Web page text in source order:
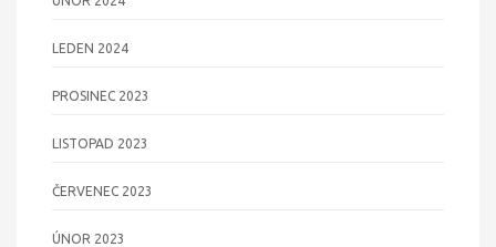
LEDEN 2024
PROSINEC 2023
LISTOPAD 2023
ČERVENEC 2023
ÚNOR 2023